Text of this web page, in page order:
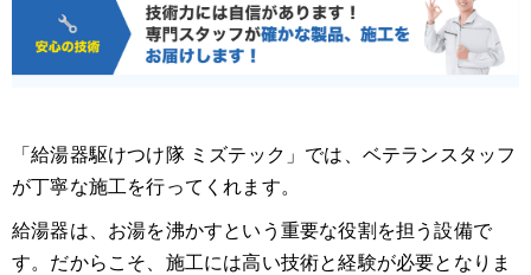
「給湯器駆けつけ隊 ミズテック」では、ベテランスタッフ
が丁寧な施工を行ってくれます。
給湯器は、お湯を沸かすという重要な役割を担う設備で
す。だからこそ、施工には高い技術と経験が必要となりま